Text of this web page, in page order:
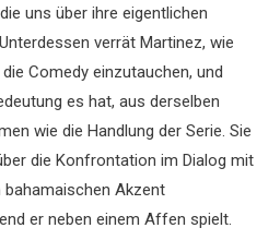
uns über ihre eigentlichen
verrät Martinez, wie
Comedy einzutauchen, und
es hat, aus derselben
wie die Handlung der Serie. Sie
die Konfrontation im Dialog mit
bahamaischen Akzent
er neben einem Affen spielt.